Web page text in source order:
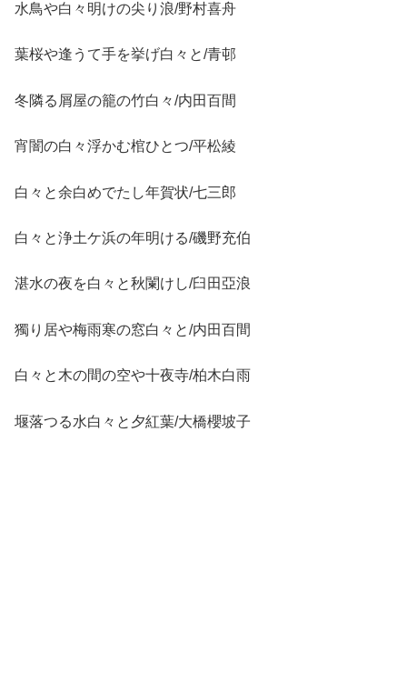
水鳥や白々明けの尖り浪/野村喜舟
葉桜や逢うて手を挙げ白々と/青邨
冬隣る屑屋の籠の竹白々/内田百間
宵闇の白々浮かむ棺ひとつ/平松綾
白々と余白めでたし年賀状/七三郎
白々と浄土ケ浜の年明ける/磯野充伯
湛水の夜を白々と秋闌けし/臼田亞浪
獨り居や梅雨寒の窓白々と/内田百間
白々と木の間の空や十夜寺/柏木白雨
堰落つる水白々と夕紅葉/大橋櫻坡子